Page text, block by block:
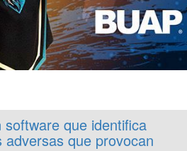
que identifica
que provocan